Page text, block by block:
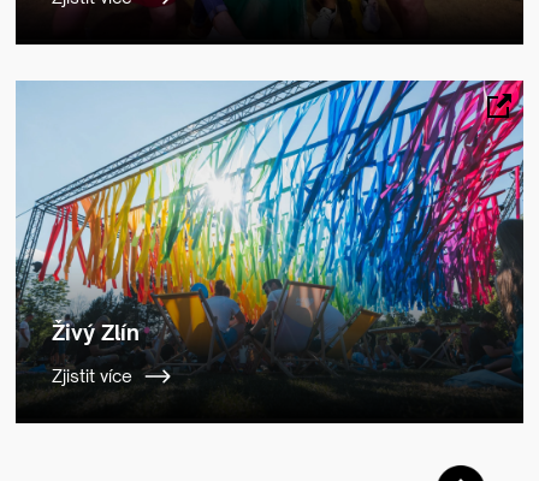
Živý Zlín
Zjistit více